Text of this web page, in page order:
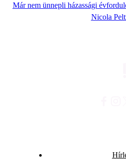
Már nem ünnepli házassági
Nicola